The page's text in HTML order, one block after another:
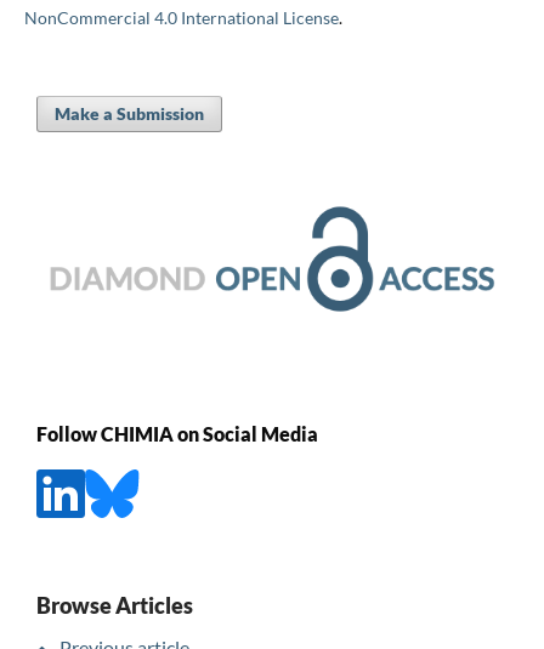
NonCommercial 4.0 International License.
Make a Submission
Follow CHIMIA on Social Media
Browse Articles